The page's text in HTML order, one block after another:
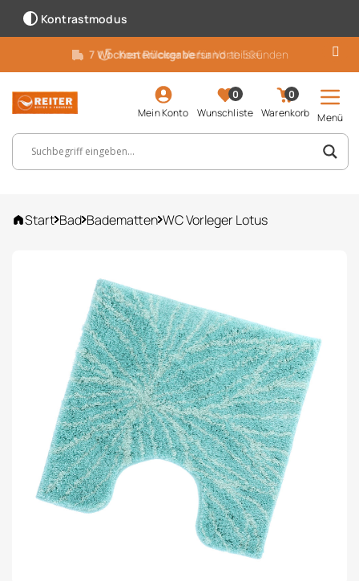
Kontrastmodus
7 Wochen Rückgabefür Vorteilskunden
Mein Konto
0
Wunschliste
0
Warenkorb
Menü
Suchbegriff, Artikelnummer ...
Start Bad Badematten WC Vorleger Lotus